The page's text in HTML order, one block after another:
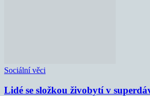
Sociální věci
Lidé se složkou živobytí v